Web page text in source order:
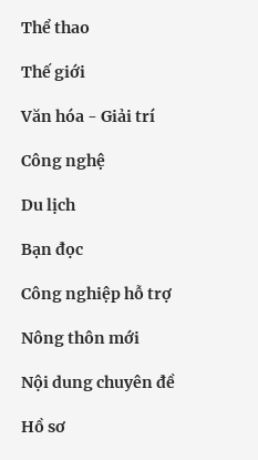
Thể thao
Thế giới
Văn hóa - Giải trí
Công nghệ
Du lịch
Bạn đọc
Công nghiệp hỗ trợ
Nông thôn mới
Nội dung chuyên đề
Hồ sơ